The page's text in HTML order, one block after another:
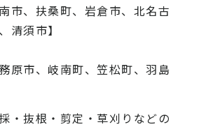
市、扶桑町、岩倉市、北名古
清須市】
原市、岐南町、笠松町、羽島
・抜根・剪定・草刈りなどの